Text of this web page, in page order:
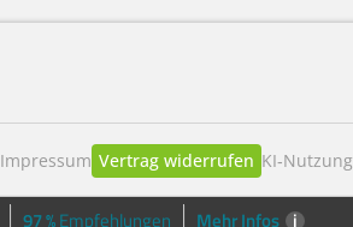
Impressum Vertrag widerrufen KI‑Nutzung
97 %Empfehlungen Mehr Infos i